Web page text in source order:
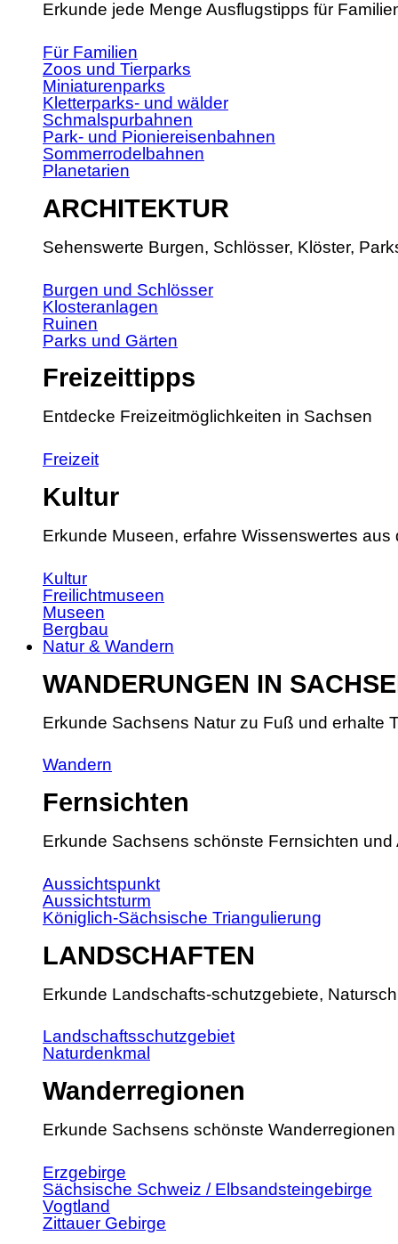
Erkunde jede Menge Ausflugstipps für
Für Familien
Zoos und Tierparks
Miniaturenparks
Kletterparks- und wälder
Schmalspurbahnen
Park- und Pioniereisenbahnen
Sommerrodelbahnen
Planetarien
ARCHITEKTUR
Sehenswerte Burgen, Schlösser, Klöster,
Burgen und Schlösser
Klosteranlagen
Ruinen
Parks und Gärten
Freizeittipps
Entdecke Freizeitmöglichkeiten in Sachsen
Freizeit
Kultur
Erkunde Museen, erfahre Wissenswertes
Kultur
Freilichtmuseen
Museen
Bergbau
Natur & Wandern
WANDERUNGEN IN
Erkunde Sachsens Natur zu Fuß und erhalte
Wandern
Fernsichten
Erkunde Sachsens schönste Fernsichten und
Aussichtspunkt
Aussichtsturm
Königlich-Sächsische Triangulierung
LANDSCHAFTEN
Erkunde Landschafts-schutzgebiete,
Landschaftsschutzgebiet
Naturdenkmal
Wanderregionen
Erkunde Sachsens schönste Wanderregionen
Erzgebirge
Sächsische Schweiz / Elbsandsteingebirge
Vogtland
Zittauer Gebirge